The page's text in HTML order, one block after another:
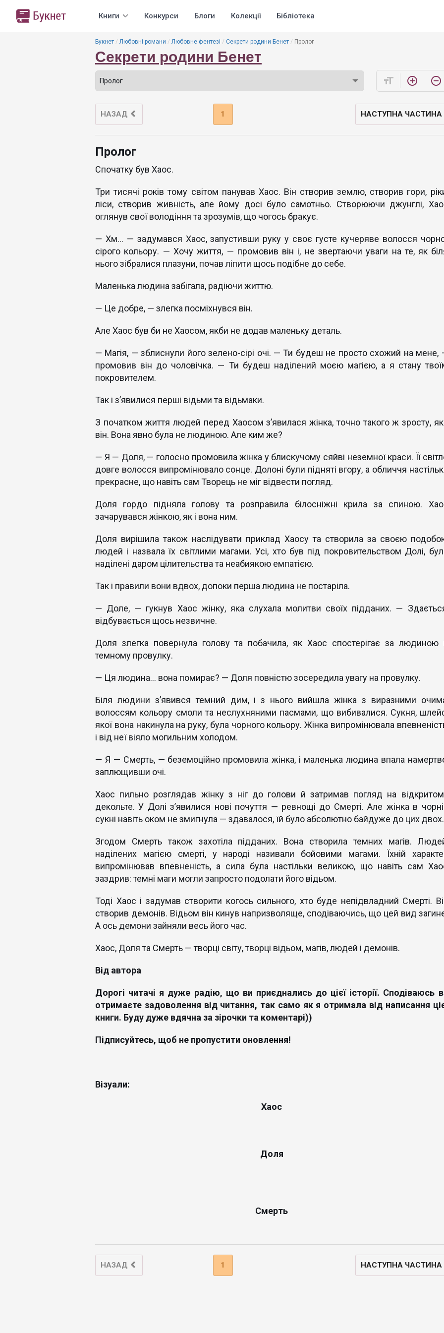
Книги Конкурси Блоги Колекції Бібліотека
Букнет Любовні романи Любовне фентезі Секрети родини Бенет Пролог
Секрети родини Бенет
format_size add_circle_outline remove_circle_outline
НАЗАД 1 НАСТУПНА ЧАСТИНА
Пролог
Спочатку був Хаос.
Три тисячі років тому світом панував Хаос. Він створив землю, створив гори,
ліси, створив живність, але йому досі було самотньо. Створюючи джунглі,
оглянув свої володіння та зрозумів, що чогось бракує.
— Хм… — задумався Хаос, запустивши руку у своє густе кучеряве волосся
сірого кольору. — Хочу життя, — промовив він і, не звертаючи уваги на те, як
нього зібралися плазуни, почав ліпити щось подібне до себе.
Маленька людина забігала, радіючи життю.
— Це добре, — злегка посміхнувся він.
Але Хаос був би не Хаосом, якби не додав маленьку деталь.
— Магія, — зблиснули його зелено-сірі очі. — Ти будеш не просто схожий на мене,
промовив він до чоловічка. — Ти будеш наділений моєю магією, а я стану
покровителем.
Так і з’явилися перші відьми та відьмаки.
З початком життя людей перед Хаосом з’явилася жінка, точно такого ж зросту, як
він. Вона явно була не людиною. Але ким же?
— Я — Доля, — голосно промовила жінка у блискучому сяйві неземної краси. Її
довге волосся випромінювало сонце. Долоні були підняті вгору, а обличчя
прекрасне, що навіть сам Творець не міг відвести погляд.
Доля гордо підняла голову та розправила білосніжні крила за спиною.
зачарувався жінкою, як і вона ним.
Доля вирішила також наслідувати приклад Хаосу та створила за своєю
людей і назвала їх світлими магами. Усі, хто був під покровительством Долі,
наділені даром цілительства та неабиякою емпатією.
Так і правили вони вдвох, допоки перша людина не постаріла.
— Доле, — гукнув Хаос жінку, яка слухала молитви своїх підданих. —
відбувається щось незвичне.
Доля злегка повернула голову та побачила, як Хаос спостерігає за людиною
темному провулку.
— Ця людина… вона помирає? — Доля повністю зосередила увагу на провулку.
Біля людини з’явився темний дим, і з нього вийшла жінка з виразними
волоссям кольору смоли та неслухняними пасмами, що вибивалися. Сукня,
якої вона накинула на руку, була чорного кольору. Жінка випромінювала
і від неї віяло могильним холодом.
— Я — Смерть, — беземоційно промовила жінка, і маленька людина впала
заплющивши очі.
Хаос пильно розглядав жінку з ніг до голови й затримав погляд на
декольте. У Долі з’явилися нові почуття — ревнощі до Смерті. Але жінка в
сукні навіть оком не змигнула — здавалося, їй було абсолютно байдуже до цих двох.
Згодом Смерть також захотіла підданих. Вона створила темних магів.
наділених магією смерті, у народі називали бойовими магами. Їхній
випромінював впевненість, а сила була настільки великою, що навіть сам
заздрив: темні маги могли запросто подолати його відьом.
Тоді Хаос і задумав створити когось сильного, хто буде непідвладний Смерті.
створив демонів. Відьом він кинув напризволяще, сподіваючись, що цей вид
А ось демони зайняли весь його час.
Хаос, Доля та Смерть — творці світу, творці відьом, магів, людей і демонів.
Від автора
Дорогі читачі я дуже радію, що ви приєднались до цієї історії. Сподіваюсь
отримаєте задоволення від читання, так само як я отримала від написання
книги. Буду дуже вдячна за зірочки та коментарі))
Підписуйтесь, щоб не пропустити оновлення!
Візуали:
Хаос
Доля
Смерть
НАЗАД 1 НАСТУПНА ЧАСТИНА